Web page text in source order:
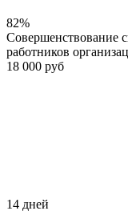
82%
Совершенствование
работников
18 000 руб
14 дней